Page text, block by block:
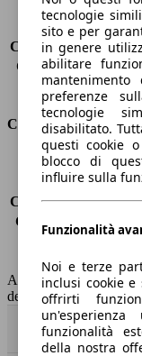
Sedili
Carico sul
Capacità di traino
Capacità di traino
Volume del
Consumi
Emissioni di CO2*
Consumo
Consumo (extra-
Consumo
Capacità del
AutoScout24 non si
dei dati.
tecnologie
sito e per
in genere
abilitare
preferenze
tecnologie
disabilitato.
questi cookie
blocco di
influire sulla
Funzionalità
Noi e terze
inclusi cookie
offrirti
funzionalità
della nostra